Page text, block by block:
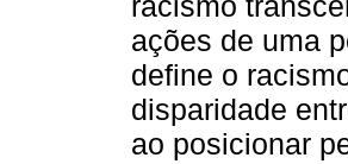
ações de uma
define o
disparidade
ao posicionar